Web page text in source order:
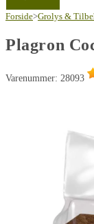
Forside>Grolys &
Plagron
Varenummer: 28093